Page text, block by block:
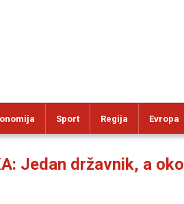
Sport Regija Evropa
Jedan državnik, a oko